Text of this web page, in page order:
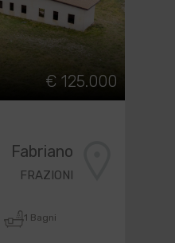
€ 125.000
Fabriano
FRAZIONI
1 Bagni